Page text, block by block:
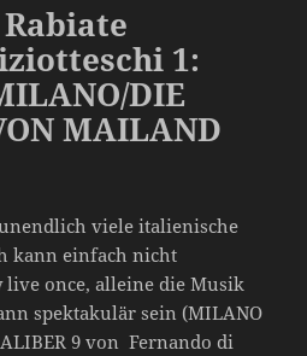
1:
DIE
MAILAND
viele italienische
kann einfach nicht
once, alleine die Musik
spektakulär sein (MILANO
9 von Fernando di